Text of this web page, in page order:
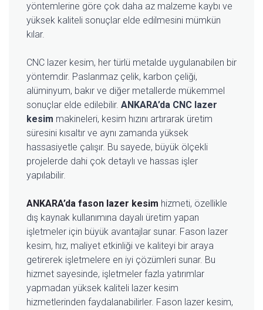
yöntemlerine göre çok daha az malzeme kaybı ve
yüksek kaliteli sonuçlar elde edilmesini mümkün
kılar.
CNC lazer kesim, her türlü metalde uygulanabilen bir
yöntemdir. Paslanmaz çelik, karbon çeliği,
alüminyum, bakır ve diğer metallerde mükemmel
sonuçlar elde edilebilir. ANKARA’da CNC lazer
kesim makineleri, kesim hızını artırarak üretim
süresini kısaltır ve aynı zamanda yüksek
hassasiyetle çalışır. Bu sayede, büyük ölçekli
projelerde dahi çok detaylı ve hassas işler
yapılabilir.
ANKARA’da fason lazer kesim hizmeti, özellikle
dış kaynak kullanımına dayalı üretim yapan
işletmeler için büyük avantajlar sunar. Fason lazer
kesim, hız, maliyet etkinliği ve kaliteyi bir araya
getirerek işletmelere en iyi çözümleri sunar. Bu
hizmet sayesinde, işletmeler fazla yatırımlar
yapmadan yüksek kaliteli lazer kesim
hizmetlerinden faydalanabilirler. Fason lazer kesim,